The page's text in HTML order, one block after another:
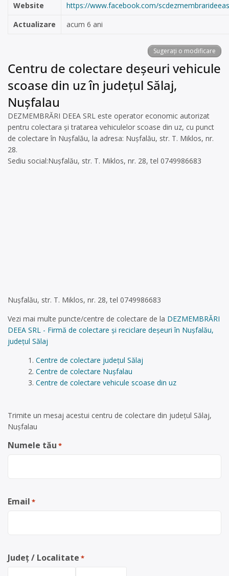
Website
https://www.facebook.com/
Actualizare
acum 6 ani
Sugerați o modificare
Centru de colectare deșeuri vehicule
scoase din uz în județul Sălaj,
Nuşfalau
DEZMEMBRĂRI DEEA SRL este operator economic autorizat
pentru colectara și tratarea vehiculelor scoase din uz, cu punct
de colectare în Nușfalău, la adresa: Nușfalău, str. T. Miklos, nr.
28.
Sediu social:Nușfalău, str. T. Miklos, nr. 28, tel 0749986683
Nușfalău, str. T. Miklos, nr. 28, tel 0749986683
Vezi mai multe puncte/centre de colectare de la DEZMEMBRĂRI
DEEA SRL - Firmă de colectare și reciclare deșeuri în Nușfalău,
județul Sălaj
Centre de colectare județul Sălaj
Centre de colectare Nuşfalau
Centre de colectare vehicule scoase din uz
Trimite un mesaj acestui centru de colectare din județul Sălaj,
Nuşfalau
Numele tău *
Email *
Județ / Localitate *